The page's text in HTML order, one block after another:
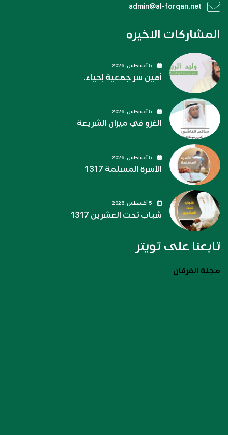
admin@al-forqan.net
المشاركات الاخيره
أمين سر جمعية إحياء.
الغزو في ميزان الشريعة
الأسرة المسلمة 1317
شباب تحت العشرين 1317
تابعنا على تويتر
مجلة الفرقان